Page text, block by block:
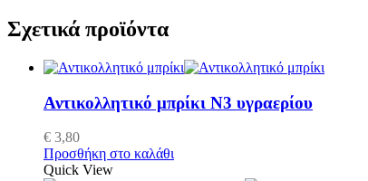
Σχετικά προϊόντα
Αντικολλητικό μπρίκι Ν3 υγραερίου
€ 3,80
Προσθήκη στο καλάθι
Quick View